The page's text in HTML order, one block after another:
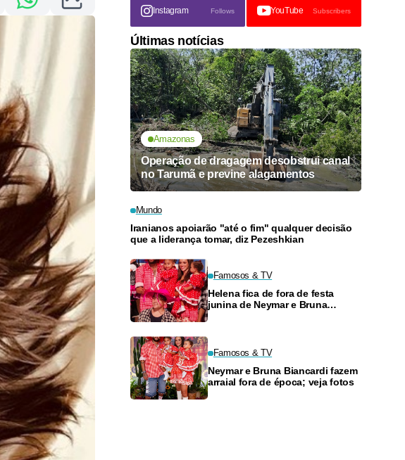
Instagram Follows YouTube Subscribers
Últimas notícias
Amazonas
Operação de dragagem desobstrui canal
no Tarumã e previne alagamentos
Mundo
Iranianos apoiarão "até o fim" qualquer decisão
que a liderança tomar, diz Pezeshkian
Famosos & TV
Helena fica de fora de festa
junina de Neymar e Bruna
Famosos & TV
Neymar e Bruna Biancardi fazem
arraial fora de época; veja fotos